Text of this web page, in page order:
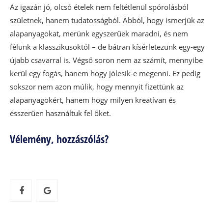
Az igazán jó, olcsó ételek nem feltétlenül spórolásból
születnek, hanem tudatosságból. Abból, hogy ismerjük az
alapanyagokat, merünk egyszerűek maradni, és nem
félünk a klasszikusoktól – de bátran kísérletezünk egy-egy
újabb csavarral is. Végső soron nem az számít, mennyibe
kerül egy fogás, hanem hogy jólesik-e megenni. Ez pedig
sokszor nem azon múlik, hogy mennyit fizettünk az
alapanyagokért, hanem hogy milyen kreatívan és
ésszerűen használtuk fel őket.
Vélemény, hozzászólás?